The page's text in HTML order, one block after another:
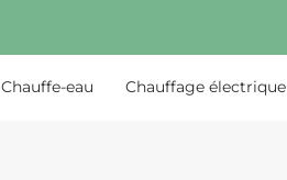
Chauffe-eau Chauffage électrique